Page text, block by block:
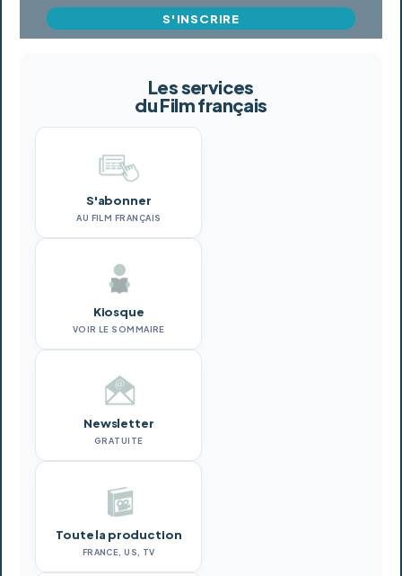
S'INSCRIRE
Les services
du Film français
S'abonner
AU FILM FRANÇAIS
Kiosque
VOIR LE SOMMAIRE
Newsletter
GRATUITE
Toute la production
FRANCE, US, TV